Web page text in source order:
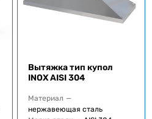
Вытяжка тип купол
INOX AISI 304
Материал —
нержавеющая сталь